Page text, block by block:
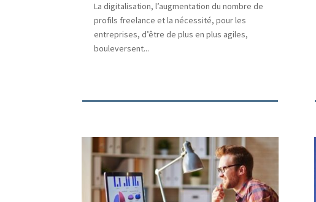
La digitalisation, l’augmentation du nombre de
profils freelance et la nécessité, pour les
entreprises, d’être de plus en plus agiles,
bouleversent...